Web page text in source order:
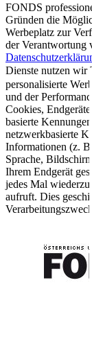
FONDS
Gründen die
Werbeplatz zur
der Verantwortung
Dienste nutzen wir
personalisierte
und der
Cookies,
basierte
netzwerkbasierte
Informationen (z.
Sprache,
Ihrem Endgerät
jedes Mal
aufruft. Dies
FONDS